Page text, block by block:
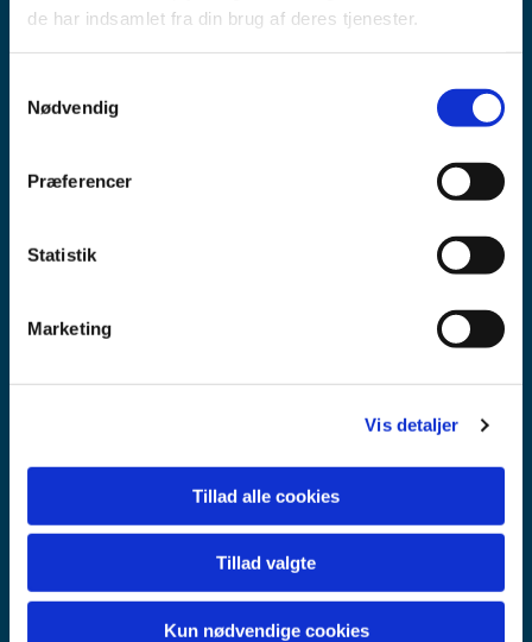
de har indsamlet fra din brug af deres tjenester.
Nødvendig
Præferencer
Statistik
Marketing
Vis detaljer
Tillad alle cookies
Tillad valgte
Kun nødvendige cookies
Trykprøvning: 2 dage
Aeroseal 1 dag
Kanalsystemet kunne ikke overholde ATC4,
svarende til en lækage på mere end 1,59 m³/h pr. m².
svarende til, at lækagen er under 0,18 m³/h pr. m².